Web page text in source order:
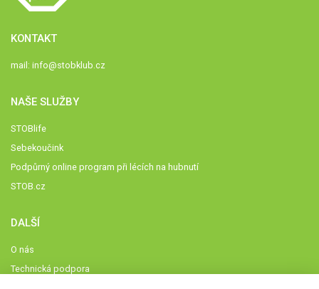
KONTAKT
mail: info@stobklub.cz
NAŠE SLUŽBY
STOBlife
Sebekoučink
Podpůrný online program při lécích na hubnutí
STOB.cz
DALŠÍ
O nás
Technická podpora